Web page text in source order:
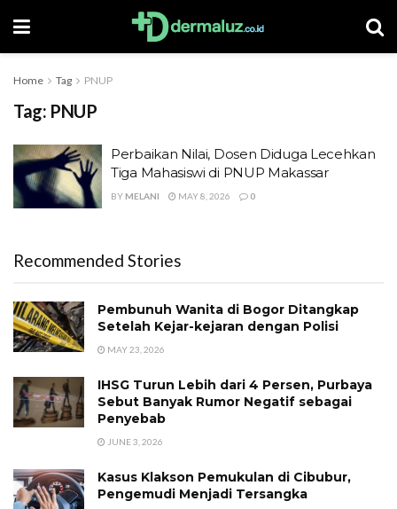
Home Tag PNUP
Tag: PNUP
Perbaikan Nilai, Dosen Diduga Lecehkan
Tiga Mahasiswi di PNUP Makassar
BY MELANI MAY 8, 2026 0
Recommended Stories
Pembunuh Wanita di Bogor Ditangkap
Setelah Kejar-kejaran dengan Polisi
MAY 23, 2026
IHSG Turun Lebih dari 4 Persen, Purbaya
Sebut Banyak Rumor Negatif sebagai
Penyebab
JUNE 3, 2026
Kasus Klakson Pemukulan di Cibubur,
Pengemudi Menjadi Tersangka